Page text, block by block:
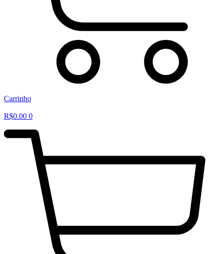
Carrinho
R$0.00 0